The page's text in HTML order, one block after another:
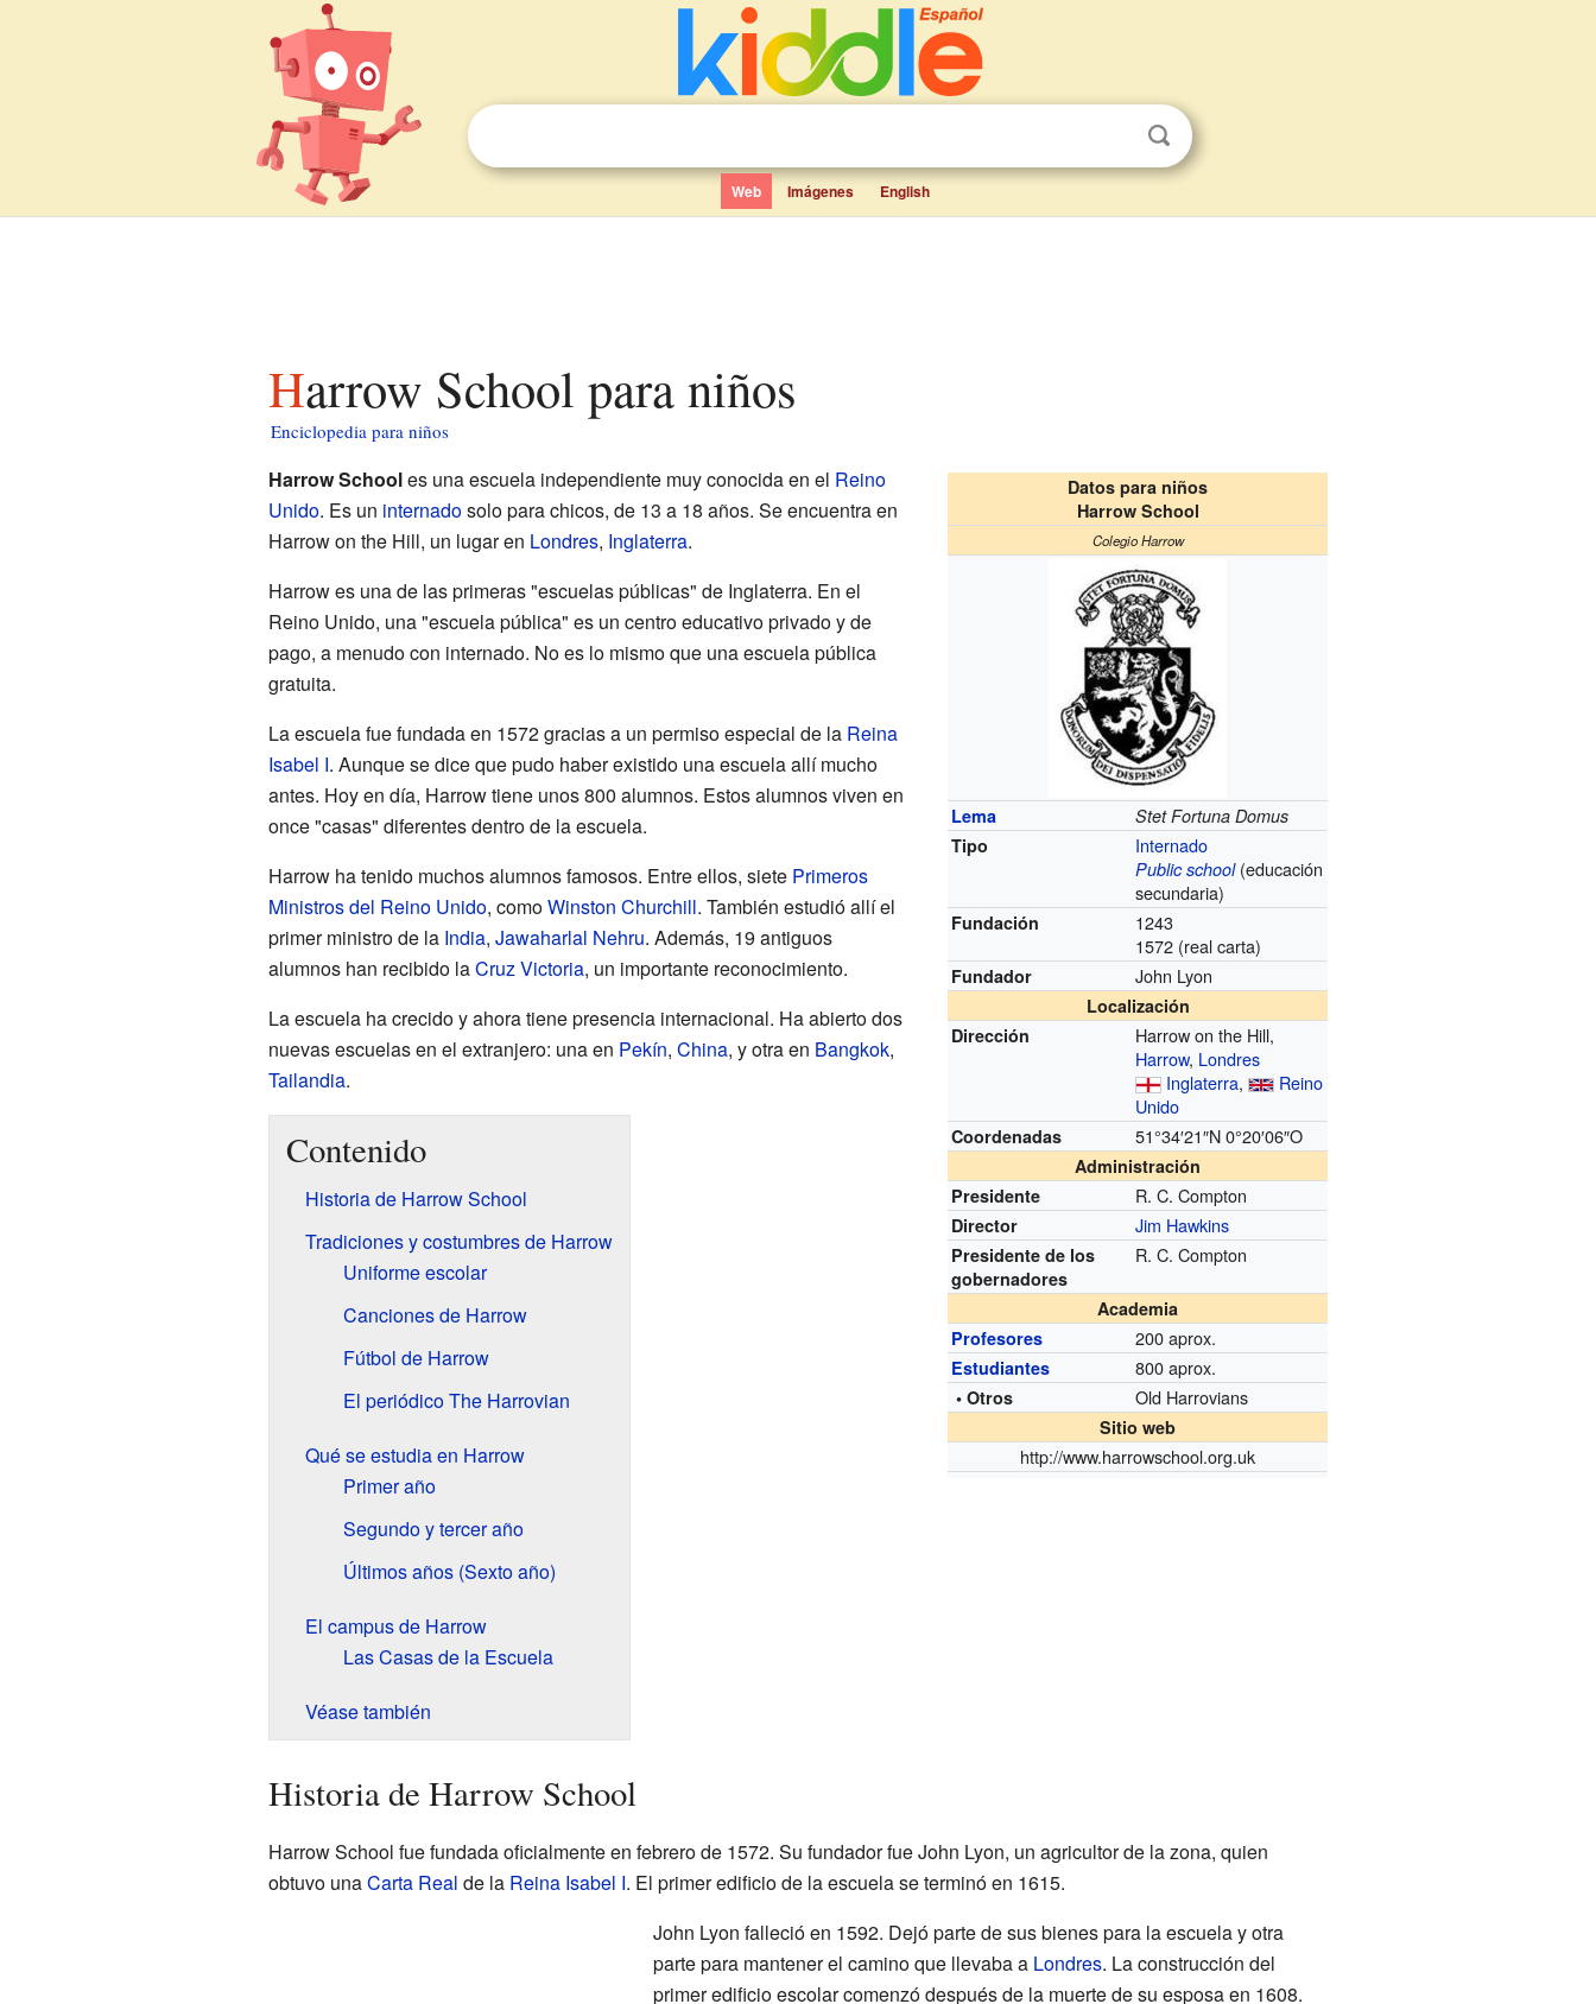
Web Imágenes English
Harrow School para niños
Enciclopedia para niños
Datos para niños
Harrow School
Colegio Harrow
Lema
Stet Fortuna Domus
Tipo
Internado
Public school(educación
secundaria)
Fundación
1243
1572 (real carta)
Fundador John Lyon
Localización
Dirección
Harrow on the Hill,
Harrow, Londres
Inglaterra,
Reino
Unido
Coordenadas 51°34′21″N 0°20′06″O
Administración
Presidente
R. C. Compton
Director Jim Hawkins
Presidente de los
gobernadores
R. C. Compton
Academia
Profesores
200 aprox.
Estudiantes 800 aprox.
• Otros Old Harrovians
Sitio web
http://www.harrowschool.org.uk
Harrow Schooles una escuela independiente muy conocida en el Reino
Unido. Es un internadosolo para chicos, de 13 a 18 años. Se encuentra en
Harrow on the Hill, un lugar en Londres, Inglaterra.
Harrow es una de las primeras "escuelas públicas" de Inglaterra. En el
Reino Unido, una "escuela pública" es un centro educativo privado y de
pago, a menudo con internado. No es lo mismo que una escuela pública
gratuita.
La escuela fue fundada en 1572 gracias a un permiso especial de la Reina
Isabel I. Aunque se dice que pudo haber existido una escuela allí mucho
antes. Hoy en día, Harrow tiene unos 800 alumnos. Estos alumnos viven en
once "casas" diferentes dentro de la escuela.
Harrow ha tenido muchos alumnos famosos. Entre ellos, siete Primeros
Ministros del Reino Unido, comoWinston Churchill. También estudió allí el
primer ministro de la India, Jawaharlal Nehru. Además, 19 antiguos
alumnos han recibido laCruz Victoria, un importante reconocimiento.
La escuela ha crecido y ahora tiene presencia internacional. Ha abierto dos
nuevas escuelas en el extranjero: una en Pekín, China, y otra en Bangkok,
Tailandia.
Contenido
Historia de Harrow School
Tradiciones y costumbres de Harrow
Uniforme escolar
Canciones de Harrow
Fútbol de Harrow
El periódico The Harrovian
Qué se estudia en Harrow
Primer año
Segundo y tercer año
Últimos años (Sexto año)
El campus de Harrow
Las Casas de la Escuela
Véase también
Historia de Harrow School
Harrow School fue fundada oficialmente en febrero de 1572. Su fundador fue John Lyon, un agricultor de la zona, quien
obtuvo unaCarta Real de la Reina Isabel I. El primer edificio de la escuela se terminó en 1615.
John Lyon falleció en 1592. Dejó parte de sus bienes para la escuela y otra
parte para mantener el camino que llevaba a Londres. La construcción del
primer edificio escolar comenzó después de la muerte de su esposa en 1608.